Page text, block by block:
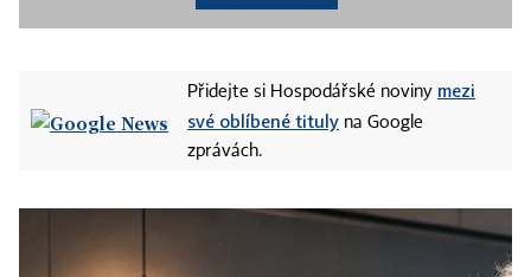
Přidejte si Hospodářské noviny mezi
své oblíbené tituly na Google
zprávách.